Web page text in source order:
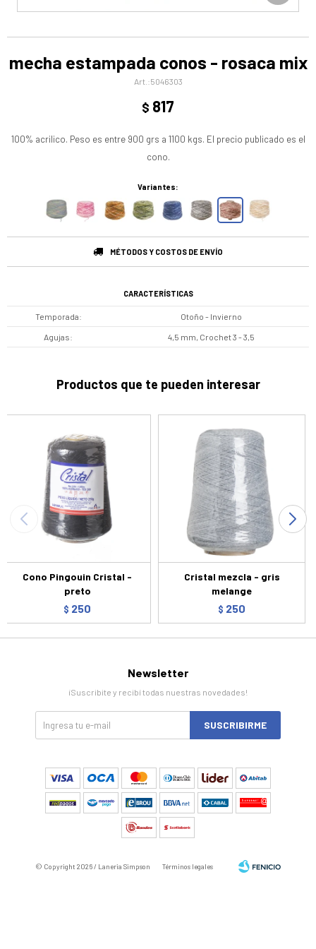
mecha estampada conos - rosaca mix
5046303
$ 817
100% acrilico. Peso es entre 900 grs a 1100 kgs. El precio publicado es el
cono.
Variantes:
MÉTODOS Y COSTOS DE ENVÍO
CARACTERÍSTICAS
Temporada Otoño - Invierno
Agujas 4,5 mm, Crochet 3 - 3,5
Productos que te pueden interesar
Cono Pingouin Cristal -
preto
$ 250
Cristal mezcla - gris
melange
$ 250
Newsletter
¡Suscribite y recibí todas nuestras novedades!
SUSCRIBIRME
© Copyright 2026 / Laneria Simpson Términos legales